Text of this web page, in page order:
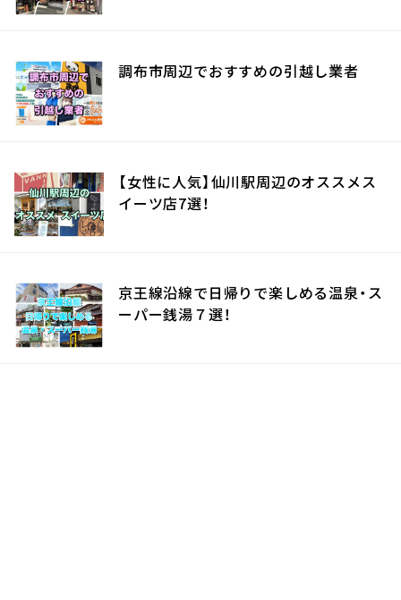
調布市周辺でおすすめの引越し業者
【女性に人気】仙川駅周辺のオススメス
イーツ店7選！
京王線沿線で日帰りで楽しめる温泉・ス
ーパー銭湯７選！